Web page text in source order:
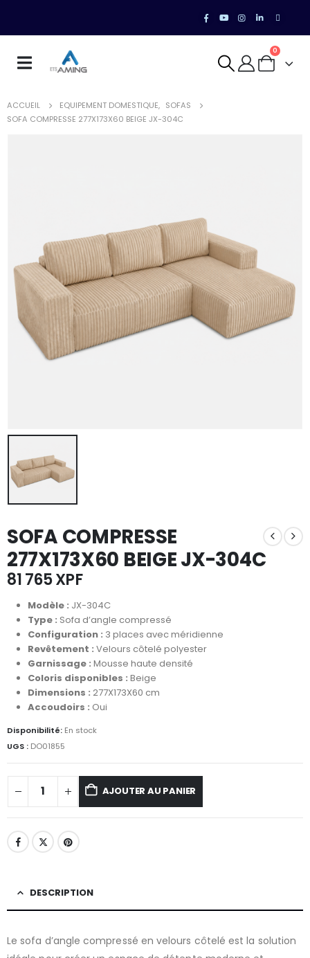
0
ACCUEIL EQUIPEMENT DOMESTIQUE, SOFAS
SOFA COMPRESSE 277X173X60 BEIGE JX-304C
SOFA COMPRESSE
277X173X60 BEIGE JX-304C
81 765XPF
Modèle : JX-304C
Type : Sofa d’angle compressé
Configuration : 3 places avec méridienne
Revêtement : Velours côtelé polyester
Garnissage : Mousse haute densité
Coloris disponibles : Beige
Dimensions : 277X173X60 cm
Accoudoirs : Oui
Disponibilité: En stock
UGS : DO01855
AJOUTER AU PANIER
DESCRIPTION
Le sofa d’angle compressé en velours côtelé est la solution